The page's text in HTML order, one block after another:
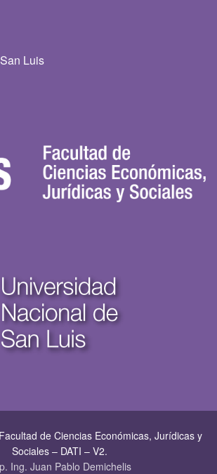
Luis
de Ciencias Económicas, Jurí­dicas y
Sociales – DATI – V2.
Ing. Juan Pablo Demichelis